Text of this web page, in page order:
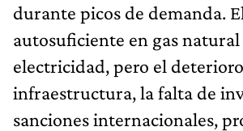
durante picos de demanda.
autosuficiente en gas
electricidad, pero el
infraestructura, la falta de
sanciones internacionales,